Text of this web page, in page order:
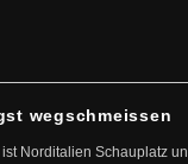
wegschmeissen
Norditalien Schauplatz